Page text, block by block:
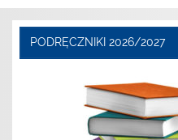
PODRĘCZNIKI 2026/2027